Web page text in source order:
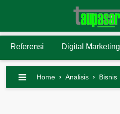
Referensi Digital Marketing
Home › Analisis › Bisnis